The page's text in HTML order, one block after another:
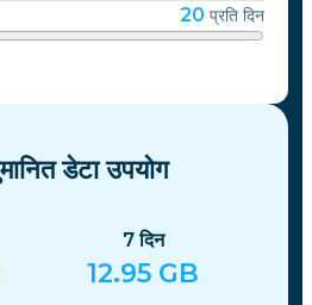
20 प्रति दिन
डेटा उपयोग
7दिन
12.95 GB